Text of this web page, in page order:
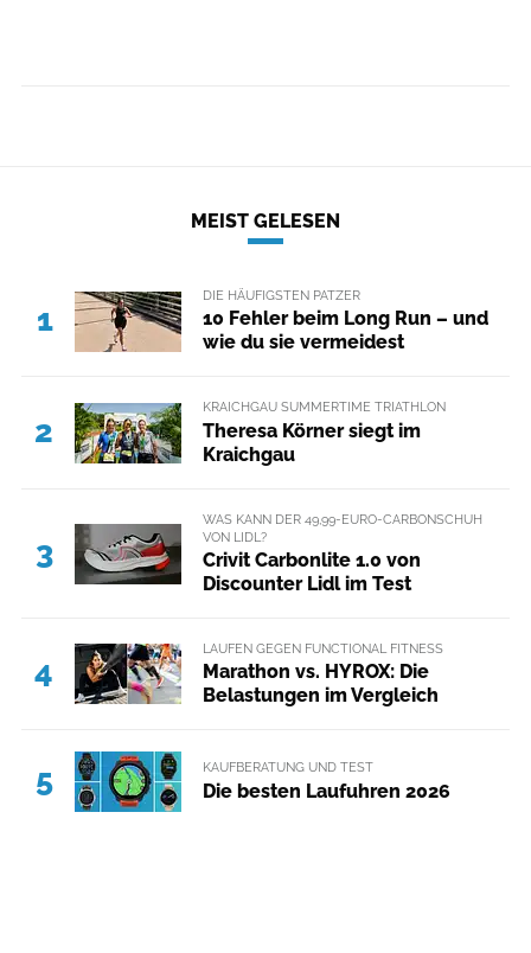
MEIST GELESEN
1
DIE HÄUFIGSTEN PATZER
10 Fehler beim Long Run – und
wie du sie vermeidest
2
KRAICHGAU SUMMERTIME TRIATHLON
Theresa Körner siegt im
Kraichgau
3
WAS KANN DER 49,99-EURO-CARBONSCHUH
VON LIDL?
Crivit Carbonlite 1.0 von
Discounter Lidl im Test
4
LAUFEN GEGEN FUNCTIONAL FITNESS
Marathon vs. HYROX: Die
Belastungen im Vergleich
5 KAUFBERATUNG UND TEST
Die besten Laufuhren 2026